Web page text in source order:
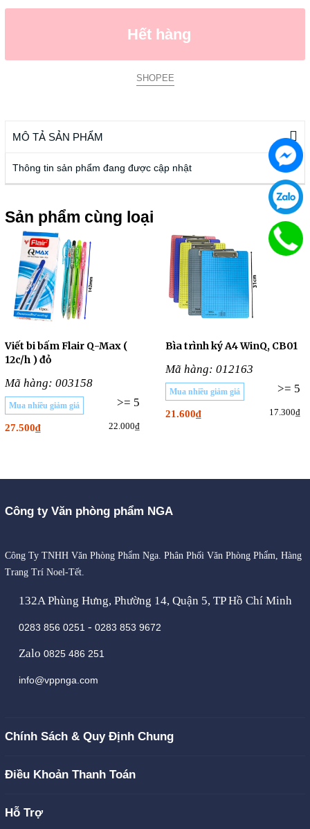
Hết hàng
SHOPEE
MÔ TẢ SẢN PHẨM
Thông tin sản phẩm đang được cập nhật
Sản phẩm cùng loại
Viết bi bấm Flair Q-Max (
12c/h ) đỏ
Mã hàng: 003158
>= 5
Mua nhiều giảm giá
27.500₫ 22.000₫
Bìa trình ký A4 WinQ, CB01
Mã hàng: 012163
>= 5
Mua nhiều giảm giá
21.600₫ 17.300₫
Công ty Văn phòng phẩm NGA
Công Ty TNHH Văn Phòng Phẩm Nga. Phân Phối Văn Phòng Phẩm, Hàng
Trang Trí Noel-Tết.
132A Phùng Hưng, Phường 14, Quận 5, TP Hồ Chí Minh
0283 856 0251 - 0283 853 9672
Zalo 0825 486 251
info@vppnga.com
Chính Sách & Quy Định Chung
Điều Khoản Thanh Toán
Hỗ Trợ